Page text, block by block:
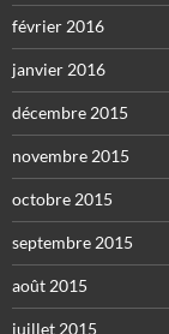
février 2016
janvier 2016
décembre 2015
novembre 2015
octobre 2015
septembre 2015
août 2015
juillet 2015